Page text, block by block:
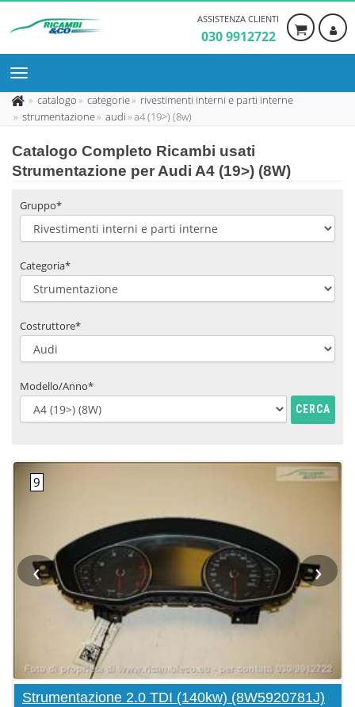
ASSISTENZA CLIENTI
030 9912722
catalogo categorie
rivestimenti interni e parti interne
strumentazione
audi a4 (19>) (8w)
Catalogo Completo Ricambi usati
Strumentazione per Audi A4 (19>) (8W)
Gruppo*
Categoria*
Costruttore*
Modello/Anno*
CERCA
‹ ›
Strumentazione 2.0 TDI (140kw) (8W5920781J)